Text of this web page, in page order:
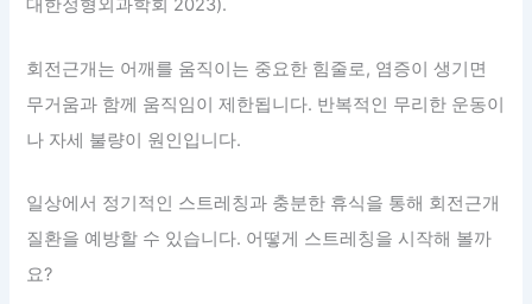
대한정형외과학회 2023).
회전근개는 어깨를 움직이는 중요한 힘줄로, 염증이 생기면
무거움과 함께 움직임이 제한됩니다. 반복적인 무리한 운동이
나 자세 불량이 원인입니다.
일상에서 정기적인 스트레칭과 충분한 휴식을 통해 회전근개
질환을 예방할 수 있습니다. 어떻게 스트레칭을 시작해 볼까
요?